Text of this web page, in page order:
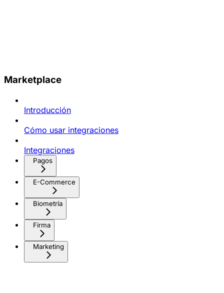
Marketplace
Introducción
Cómo usar integraciones
Integraciones
Pagos
E-Commerce
Biometría
Firma
Marketing